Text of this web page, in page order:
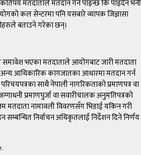
मतदाताले मतदान गर्न पाइन्छ कि पाइँदैन भनी
कल सेन्टरमा पनि यसबारे व्यापक जिज्ञासा
बताउने गरेका छन्।
समावेश भएका मतदाताले आयोगबाट जारी मतदाता
आधिकारिक कागजातका आधारमा मतदान गर्न
साथै नेपाली नागरिकताको प्रमाणपत्र वा
जग्गाधनी प्रमाणपुर्जा वा सवारीचालक अनुमतिपत्रको
मतदाता नामावली विवरणसँग भिडाई यकिन गरी
सम्बन्धित निर्वाचन अधिकृतलाई निर्देशन दिने निर्णय